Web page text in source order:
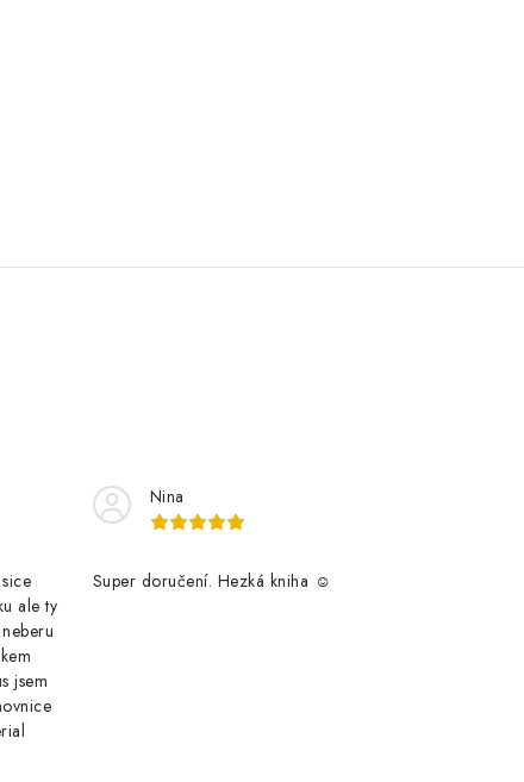
ale ty
jsem
Nina
Super doručení. Hezká kniha ☺️